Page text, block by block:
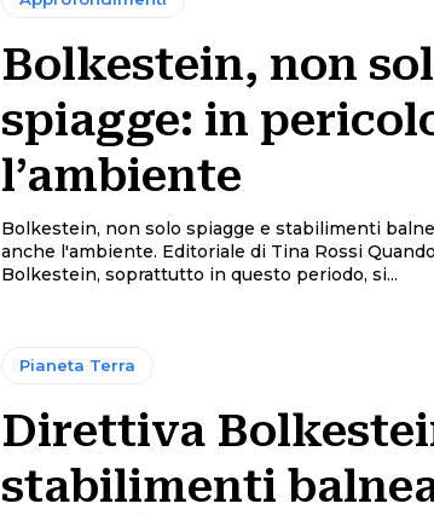
Bolkestein, non
spiagge: in
l’ambiente
Bolkestein, non solo spiagge e stabilimenti
anche l'ambiente. Editoriale di Tina Rossi Quando si parla di
Bolkestein, soprattutto in questo periodo, si...
Pianeta Terra
Direttiva
stabilimenti